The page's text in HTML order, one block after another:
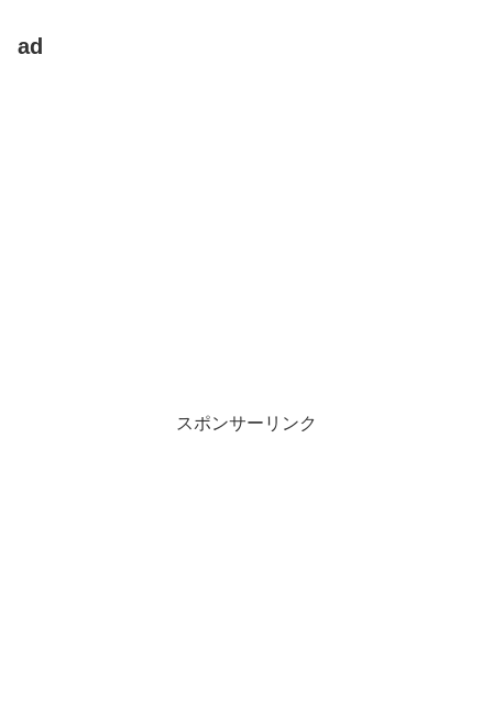
ad
スポンサーリンク